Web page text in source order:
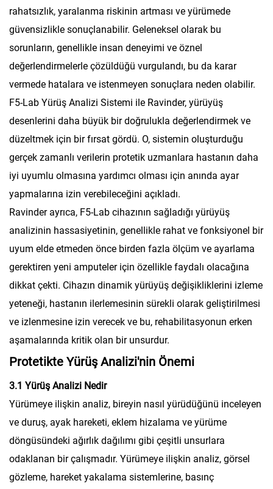
rahatsızlık, yaralanma riskinin artması ve yürümede
güvensizlikle sonuçlanabilir. Geleneksel olarak bu
sorunların, genellikle insan deneyimi ve öznel
değerlendirmelerle çözüldüğü vurgulandı, bu da karar
vermede hatalara ve istenmeyen sonuçlara neden olabilir.
F5-Lab Yürüş Analizi Sistemi ile Ravinder, yürüyüş
desenlerini daha büyük bir doğrulukla değerlendirmek ve
düzeltmek için bir fırsat gördü. O, sistemin oluşturduğu
gerçek zamanlı verilerin protetik uzmanlara hastanın daha
iyi uyumlu olmasına yardımcı olması için anında ayar
yapmalarına izin verebileceğini açıkladı.
Ravinder ayrıca, F5-Lab cihazının sağladığı yürüyüş
analizinin hassasiyetinin, genellikle rahat ve fonksiyonel bir
uyum elde etmeden önce birden fazla ölçüm ve ayarlama
gerektiren yeni amputeler için özellikle faydalı olacağına
dikkat çekti. Cihazın dinamik yürüyüş değişikliklerini izleme
yeteneği, hastanın ilerlemesinin sürekli olarak geliştirilmesi
ve izlenmesine izin verecek ve bu, rehabilitasyonun erken
aşamalarında kritik olan bir unsurdur.
Protetikte Yürüş Analizi'nin Önemi
3.1 Yürüş Analizi Nedir
Yürümeye ilişkin analiz, bireyin nasıl yürüdüğünü inceleyen
ve duruş, ayak hareketi, eklem hizalama ve yürüme
döngüsündeki ağırlık dağılımı gibi çeşitli unsurlara
odaklanan bir çalışmadır. Yürümeye ilişkin analiz, görsel
gözleme, hareket yakalama sistemlerine, basınç